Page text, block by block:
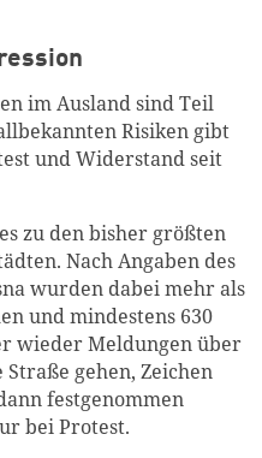
im Ausland sind Teil
Risiken gibt
und Widerstand seit
zu den bisher größten
Nach Angaben des
wurden dabei mehr als
und mindestens 630
wieder Meldungen über
gehen, Zeichen
festgenommen
bei Protest.